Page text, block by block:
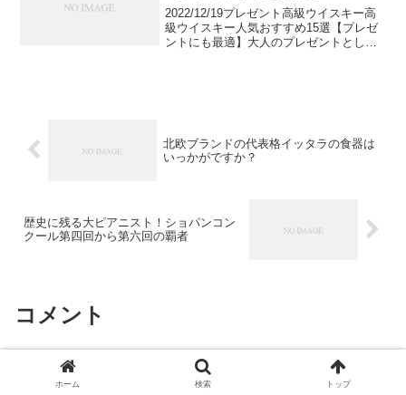
2022/12/19プレゼント高級ウイスキー高
級ウイスキー人気おすすめ15選【プレゼ
ントにも最適】大人のプレゼントとし
北欧ブランドの代表格イッタラの食器は
いっかがですか？
歴史に残る大ピアニスト！ショパンコン
クール第四回から第六回の覇者
コメント
コメントを書き込む
ホーム 検索 トップ